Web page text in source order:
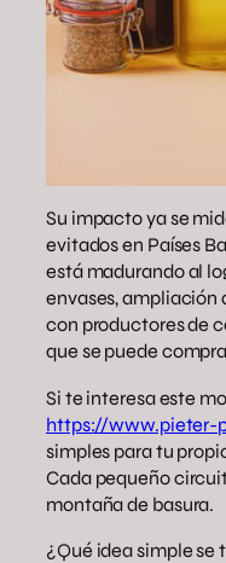
Su impacto ya se
evitados en Países
está madurando al
envases, ampliación
con productores de
que se puede
Si te interesa este
https://www.pieter-
simples para tu
Cada pequeño
montaña de basura.
¿Qué idea simple se